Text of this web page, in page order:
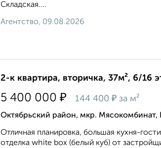
Складская....
Агентство, 09.08.2026
2-к квартира, вторичка, 37м², 6/16
5 400 000 ₽ 144 400 ₽ за м²
Октябрьский район, мкр. Мясокомбинат,
Отличная планировка, большая кухня-
отделка white box (белый куб) от